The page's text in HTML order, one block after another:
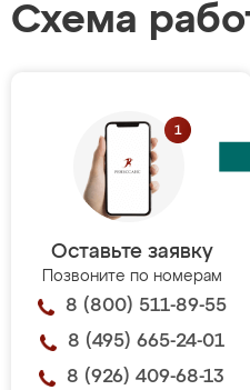
Схема
Оставьте заявку
Позвоните по номерам
8 (800) 511-89-55
8 (495) 665-24-01
8 (926) 409-68-13